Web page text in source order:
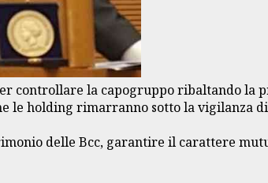
controllare la capogruppo ribaltando
le holding rimarranno sotto la vigilanza
delle Bcc, garantire il carattere